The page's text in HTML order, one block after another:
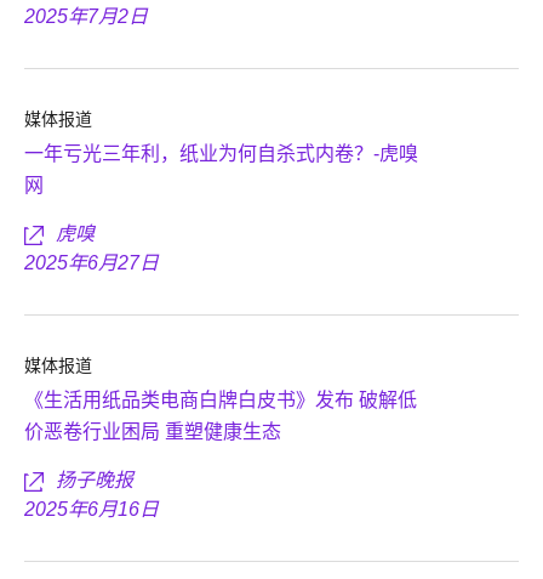
2025年7月2日
媒体报道
一年亏光三年利，纸业为何自杀式内卷？-虎嗅
网
虎嗅
2025年6月27日
媒体报道
《生活用纸品类电商白牌白皮书》发布 破解低
价恶卷行业困局 重塑健康生态
扬子晚报
2025年6月16日